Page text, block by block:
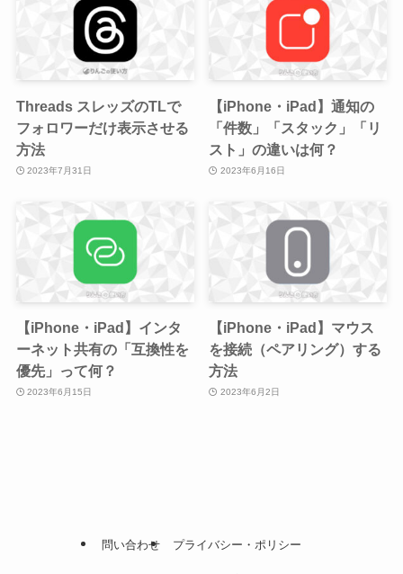
Threads スレッズのTLで
フォロワーだけ表示させる
方法
2023年7月31日
【iPhone・iPad】通知の
「件数」「スタック」「リ
スト」の違いは何？
2023年6月16日
【iPhone・iPad】インタ
ーネット共有の「互換性を
優先」って何？
2023年6月15日
【iPhone・iPad】マウス
を接続（ペアリング）する
方法
2023年6月2日
問い合わせ プライバシー・ポリシー